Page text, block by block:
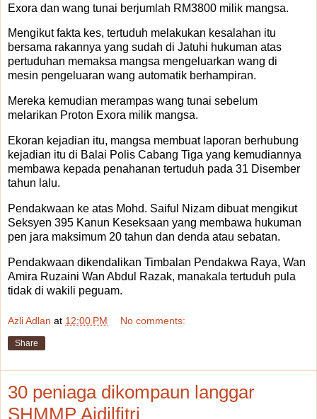
Exora dan wang tunai berjumlah RM3800 milik mangsa.
Mengikut fakta kes, tertuduh melakukan kesalahan itu
bersama rakannya yang sudah di Jatuhi hukuman atas
pertuduhan memaksa mangsa mengeluarkan wang di
mesin pengeluaran wang automatik berhampiran.
Mereka kemudian merampas wang tunai sebelum
melarikan Proton Exora milik mangsa.
Ekoran kejadian itu, mangsa membuat laporan berhubung
kejadian itu di Balai Polis Cabang Tiga yang kemudiannya
membawa kepada penahanan tertuduh pada 31 Disember
tahun lalu.
Pendakwaan ke atas Mohd. Saiful Nizam dibuat mengikut
Seksyen 395 Kanun Keseksaan yang membawa hukuman
pen jara maksimum 20 tahun dan denda atau sebatan.
Pendakwaan dikendalikan Timbalan Pendakwa Raya, Wan
Amira Ruzaini Wan Abdul Razak, manakala tertuduh pula
tidak di wakili peguam.
Azli Adlan at 12:00 PM No comments:
Share
30 peniaga dikompaun langgar
SHMMP Aidilfitri